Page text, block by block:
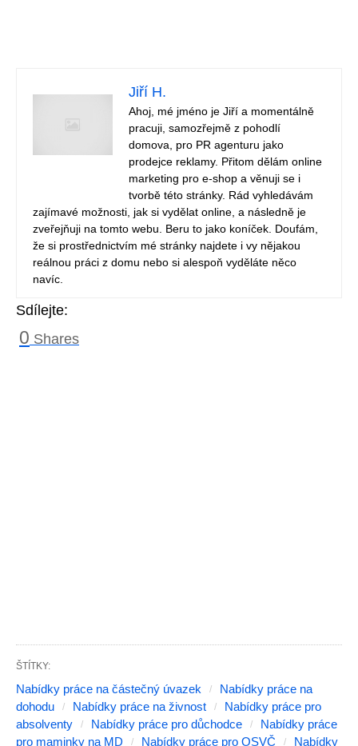
Jiří H.
Ahoj, mé jméno je Jiří a momentálně
pracuji, samozřejmě z pohodlí
domova, pro PR agenturu jako
prodejce reklamy. Přitom dělám online
marketing pro e-shop a věnuji se i
tvorbě této stránky. Rád vyhledávám
zajímavé možnosti, jak si vydělat online, a následně je
zveřejňuji na tomto webu. Beru to jako koníček. Doufám,
že si prostřednictvím mé stránky najdete i vy nějakou
reálnou práci z domu nebo si alespoň vyděláte něco
navíc.
Sdílejte:
0 Shares
ŠTÍTKY:
Nabídky práce na částečný úvazek
Nabídky práce na
dohodu
Nabídky práce na živnost
Nabídky práce pro
absolventy
Nabídky práce pro důchodce
Nabídky práce
pro maminky na MD
Nabídky práce pro OSVČ
Nabídky